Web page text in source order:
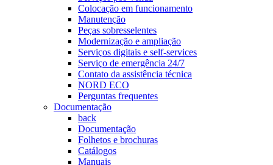
Colocação em funcionamento
Manutenção
Peças sobresselentes
Modernização e ampliação
Serviços digitais e self-services
Serviço de emergência 24/7
Contato da assistência técnica
NORD ECO
Perguntas frequentes
Documentação
back
Documentação
Folhetos e brochuras
Catálogos
Manuais